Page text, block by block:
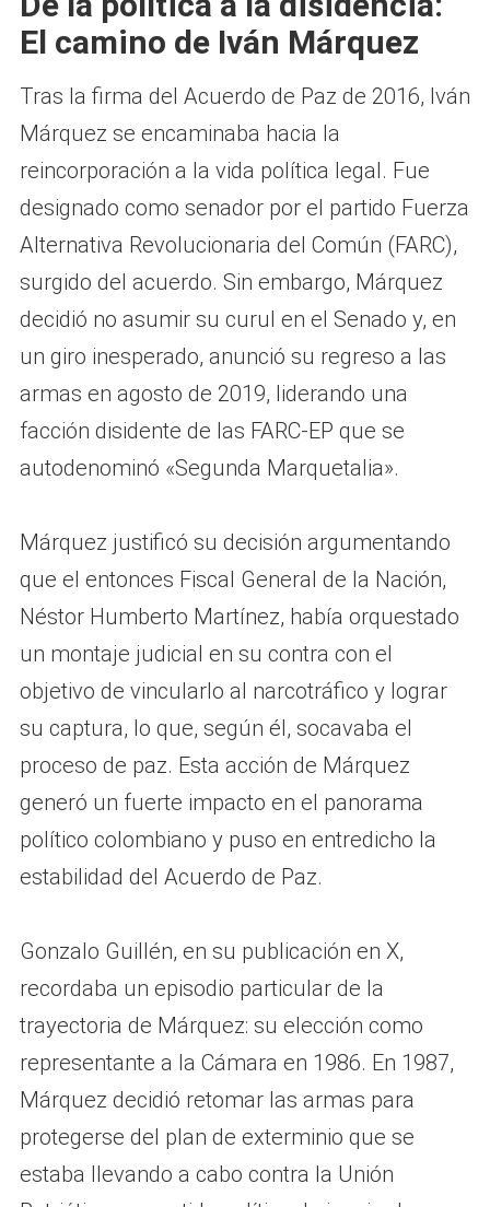
El camino de Iván Márquez
Tras la firma del Acuerdo de Paz de 2016, Iván
Márquez se encaminaba hacia la
reincorporación a la vida política legal. Fue
designado como senador por el partido Fuerza
Alternativa Revolucionaria del Común (FARC),
surgido del acuerdo. Sin embargo, Márquez
decidió no asumir su curul en el Senado y, en
un giro inesperado, anunció su regreso a las
armas en agosto de 2019, liderando una
facción disidente de las FARC-EP que se
autodenominó «Segunda Marquetalia».
Márquez justificó su decisión argumentando
que el entonces Fiscal General de la Nación,
Néstor Humberto Martínez, había orquestado
un montaje judicial en su contra con el
objetivo de vincularlo al narcotráfico y lograr
su captura, lo que, según él, socavaba el
proceso de paz. Esta acción de Márquez
generó un fuerte impacto en el panorama
político colombiano y puso en entredicho la
estabilidad del Acuerdo de Paz.
Gonzalo Guillén, en su publicación en X,
recordaba un episodio particular de la
trayectoria de Márquez: su elección como
representante a la Cámara en 1986. En 1987,
Márquez decidió retomar las armas para
protegerse del plan de exterminio que se
estaba llevando a cabo contra la Unión